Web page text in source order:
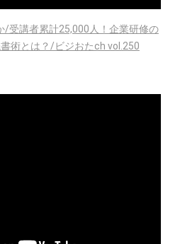
/受講者累計25,000人！企業研修の
術とは？/ビジおたch vol.250